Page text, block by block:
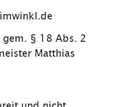
§ 18 Abs. 2
Matthias